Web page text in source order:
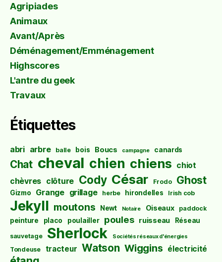
Agripiades
Animaux
Avant/Après
Déménagement/Emménagement
Highscores
L'antre du geek
Travaux
Étiquettes
abri arbre balle bois Boucs campagne canards
Chat cheval chien chiens chiot
chèvres clôture Cody César Frodo Ghost
Gizmo Grange grillage herbe hirondelles Irish cob
Jekyll moutons Newt Notaire Oiseaux paddock
peinture placo poulailler poules ruisseau Réseau
sauvetage Sherlock Sociétés réseaux d'énergies
Tondeuse tracteur Watson Wiggins électricité